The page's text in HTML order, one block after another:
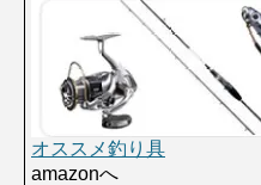
オススメ釣り具
amazonへ